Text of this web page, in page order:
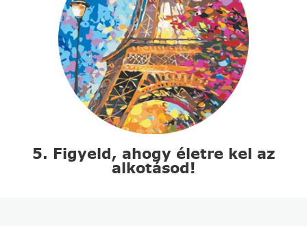
5. Figyeld, ahogy életre kel az
alkotásod!